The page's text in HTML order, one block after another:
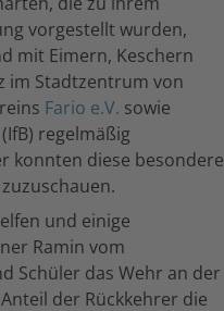
vorgestellt wurden,
mit Eimern, Keschern
im Stadtzentrum von
Fario e.V. sowie
(IfB) regelmäßig
konnten diese besondere
und einige
Ramin vom
Schüler das Wehr an der
der Rückkehrer die